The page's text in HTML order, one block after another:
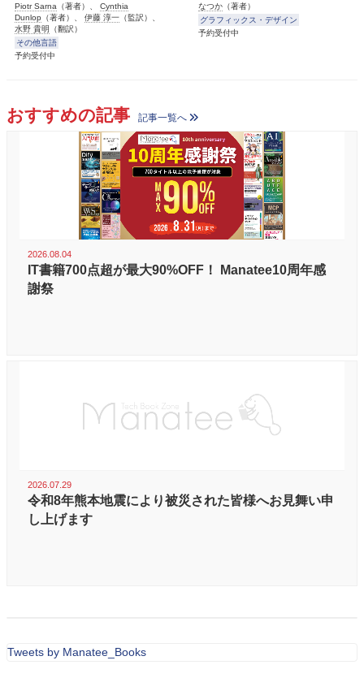
Piotr Sarna （著者）、 Cynthia
Dunlop （著者）、 伊藤 淳一 （監訳）、
水野 貴明 （翻訳）
その他言語
予約受付中
なつか （著者）
グラフィックス・デザイン
予約受付中
おすすめの記事 記事一覧へ
2026.08.04
IT書籍700点超が最大90%OFF！ Manatee10周年感
謝祭
2026.07.29
令和8年熊本地震により被災された皆様へお見舞い申
し上げます
Tweets by Manatee_Books